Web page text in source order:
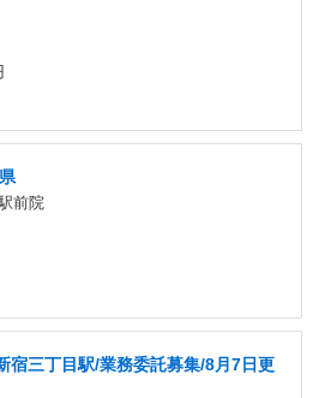
前院
宿三丁目駅/業務委託募集/8月7日更